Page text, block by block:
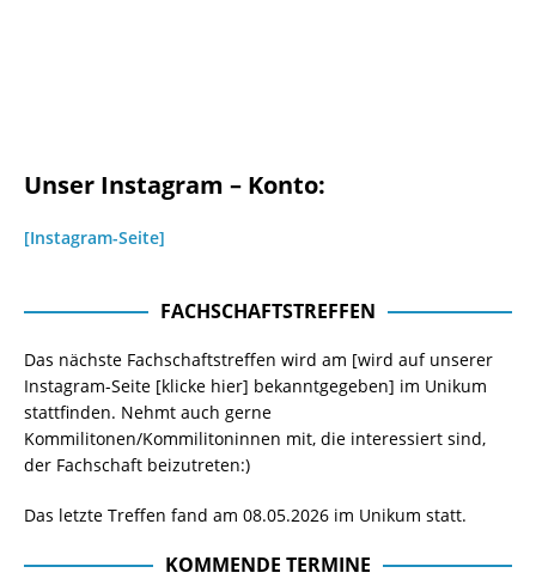
Unser Instagram – Konto:
[Instagram-Seite]
FACHSCHAFTSTREFFEN
Das nächste Fachschaftstreffen wird am [wird auf unserer
Instagram-Seite [klicke hier] bekanntgegeben] im Unikum
stattfinden. Nehmt auch gerne
Kommilitonen/Kommilitoninnen mit, die interessiert sind,
der Fachschaft beizutreten:)
Das letzte Treffen fand am 08.05.2026 im Unikum statt.
KOMMENDE TERMINE